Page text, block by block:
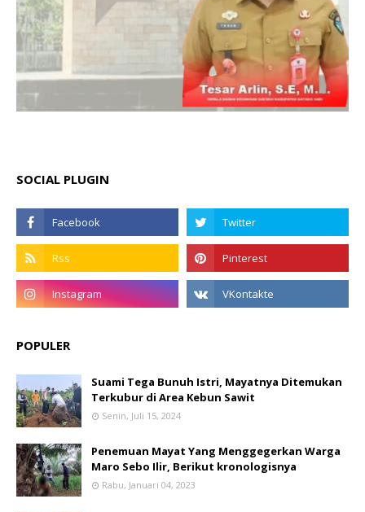
SOCIAL PLUGIN
POPULER
Suami Tega Bunuh Istri, Mayatnya Ditemukan
Terkubur di Area Kebun Sawit
Senin, Juli 15, 2024
Penemuan Mayat Yang Menggegerkan Warga
Maro Sebo Ilir, Berikut kronologisnya
Rabu, Januari 04, 2023